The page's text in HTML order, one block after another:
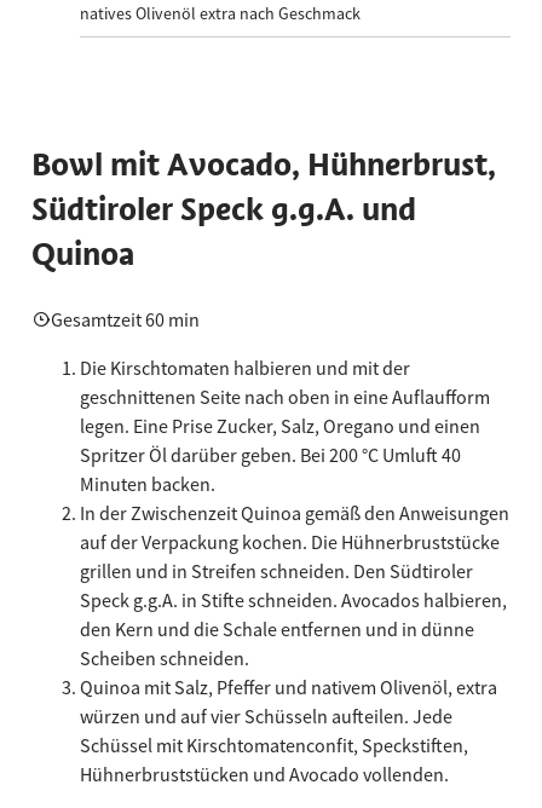
natives Olivenöl extra nach Geschmack
Bowl mit Avocado, Hühnerbrust,
Südtiroler Speck g.g.A. und
Quinoa
Gesamtzeit 60 min
Die Kirschtomaten halbieren und mit der
geschnittenen Seite nach oben in eine Auflaufform
legen. Eine Prise Zucker, Salz, Oregano und einen
Spritzer Öl darüber geben. Bei 200 °C Umluft 40
Minuten backen.
In der Zwischenzeit Quinoa gemäß den Anweisungen
auf der Verpackung kochen. Die Hühnerbruststücke
grillen und in Streifen schneiden. Den Südtiroler
Speck g.g.A. in Stifte schneiden. Avocados halbieren,
den Kern und die Schale entfernen und in dünne
Scheiben schneiden.
Quinoa mit Salz, Pfeffer und nativem Olivenöl, extra
würzen und auf vier Schüsseln aufteilen. Jede
Schüssel mit Kirschtomatenconfit, Speckstiften,
Hühnerbruststücken und Avocado vollenden.